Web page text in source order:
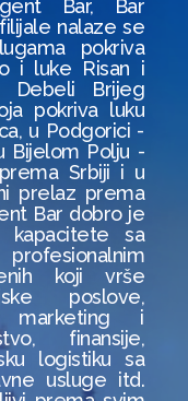
Bar, Bar
nalaze se
pokriva
i luke Risan i
Debeli Brijeg
pokriva luku
u Podgorici -
Bijelom Polju -
Srbiji i u
prelaz prema
Bar dobro je
kapacitete sa
koji vrše
poslove,
marketing i
finansije,
logistiku sa
usluge itd.